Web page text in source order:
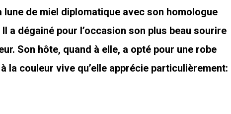
de miel diplomatique avec son homologue
a dégainé pour l’occasion son plus beau sourire
Son hôte, quand à elle, a opté pour une robe
la couleur vive qu’elle apprécie particulièrement: